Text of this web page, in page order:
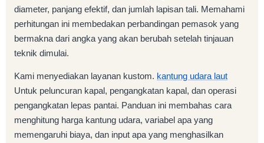
diameter, panjang efektif, dan jumlah lapisan tali. Memahami
perhitungan ini membedakan perbandingan pemasok yang
bermakna dari angka yang akan berubah setelah tinjauan
teknik dimulai.
Kami menyediakan layanan kustom. kantung udara laut
Untuk peluncuran kapal, pengangkatan kapal, dan operasi
pengangkatan lepas pantai. Panduan ini membahas cara
menghitung harga kantung udara, variabel apa yang
memengaruhi biaya, dan input apa yang menghasilkan